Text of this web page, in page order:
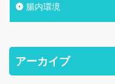
腸内環境
アーカイブ